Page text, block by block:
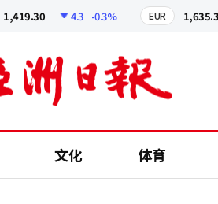
1,419.30 4.3 -0.3% EUR 1,635.32
文化 体育